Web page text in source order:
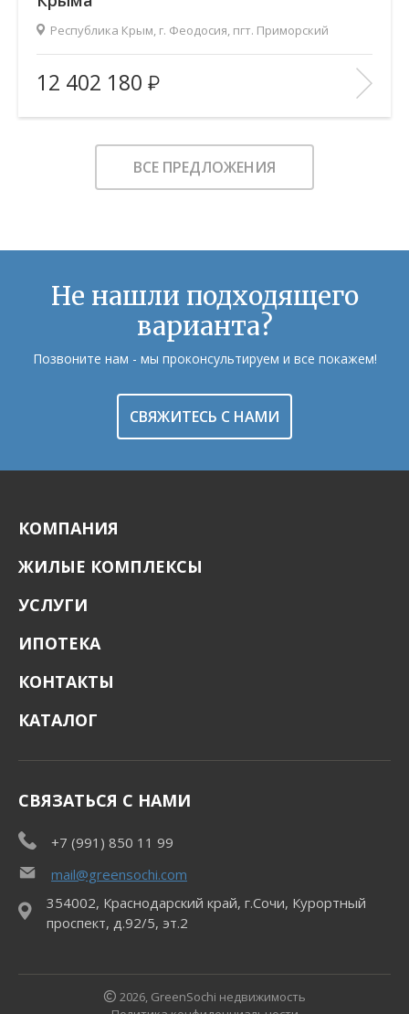
Республика Крым, г. Феодосия, пгт. Приморский
Площадь (общ/жил/кух), м2:
64.26/30.44/18.12
Количество комнат:
2
Этаж:
1/9
В ИЗБРАННОЕ
12 402 180
ВСЕ ПРЕДЛОЖЕНИЯ
Не нашли подходящего
варианта?
Позвоните нам - мы проконсультируем и все покажем!
СВЯЖИТЕСЬ С НАМИ
КОМПАНИЯ
ЖИЛЫЕ КОМПЛЕКСЫ
УСЛУГИ
ИПОТЕКА
КОНТАКТЫ
КАТАЛОГ
СВЯЗАТЬСЯ С НАМИ
+7 (991) 850 11 99
mail@greensochi.com
354002, Краснодарский край, г.Сочи, Курортный
проспект, д.92/5, эт.2
2026, GreenSochi недвижимость